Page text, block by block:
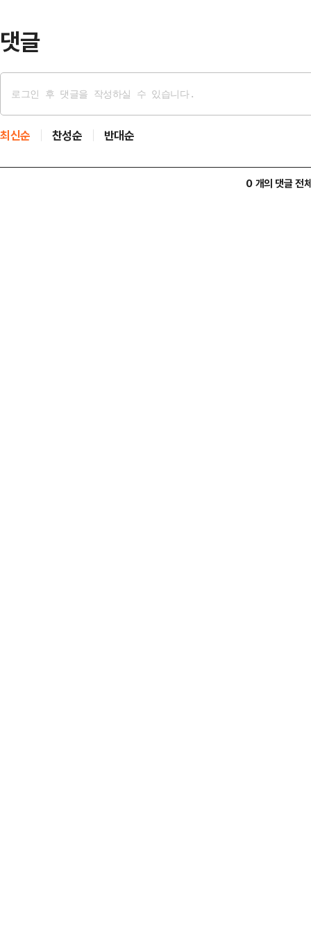
댓글
최신순 찬성순 반대순
0 개의 댓글 전